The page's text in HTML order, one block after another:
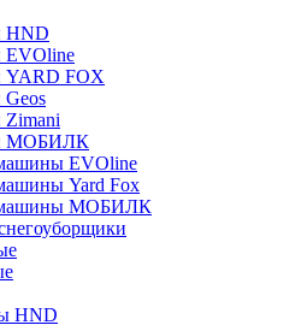
HND
EVOline
YARD FOX
Zimani
МОБИЛК
EVOline
Yard Fox
машины МОБИЛК
HND